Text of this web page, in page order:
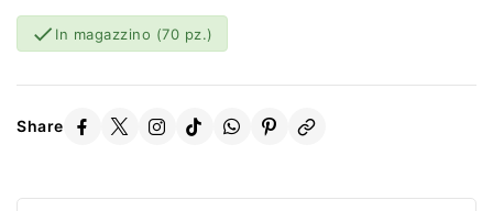
 In magazzino (70 pz.)
Share